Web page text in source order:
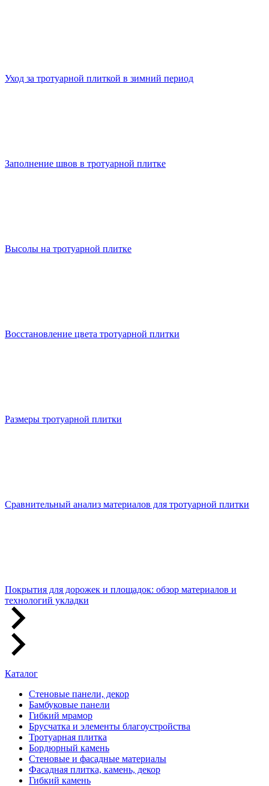
Уход за тротуарной плиткой в зимний период
Заполнение швов в тротуарной плитке
Высолы на тротуарной плитке
Восстановление цвета тротуарной плитки
Размеры тротуарной плитки
Сравнительный анализ материалов для тротуарной плитки
Покрытия для дорожек и площадок: обзор материалов и
технологий укладки
Каталог
Стеновые панели, декор
Бамбуковые панели
Гибкий мрамор
Брусчатка и элементы благоустройства
Тротуарная плитка
Бордюрный камень
Стеновые и фасадные материалы
Фасадная плитка, камень, декор
Гибкий камень